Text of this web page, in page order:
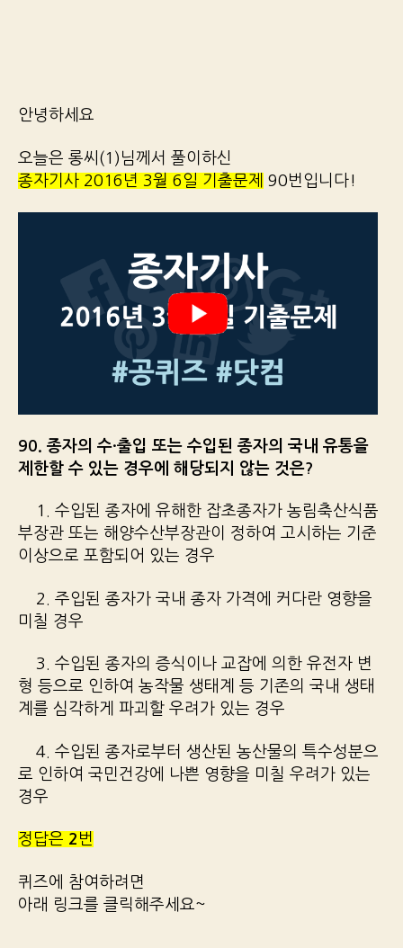
안녕하세요
오늘은 롱씨(1)님께서 풀이하신
종자기사 2016년 3월 6일 기출문제
90번입니다!
90. 종자의 수·출입 또는 수입된 종자의 국내 유통을
제한할 수 있는 경우에 해당되지 않는 것은?
1. 수입된 종자에 유해한 잡초종자가 농림축산식품
부장관 또는 해양수산부장관이 정하여 고시하는 기준
이상으로 포함되어 있는 경우
2. 주입된 종자가 국내 종자 가격에 커다란 영향을
미칠 경우
3. 수입된 종자의 증식이나 교잡에 의한 유전자 변
형 등으로 인하여 농작물 생태계 등 기존의 국내 생태
계를 심각하게 파괴할 우려가 있는 경우
4. 수입된 종자로부터 생산된 농산물의 특수성분으
로 인하여 국민건강에 나쁜 영향을 미칠 우려가 있는
경우
정답은 2 번
퀴즈에 참여하려면
아래 링크를 클릭해주세요~